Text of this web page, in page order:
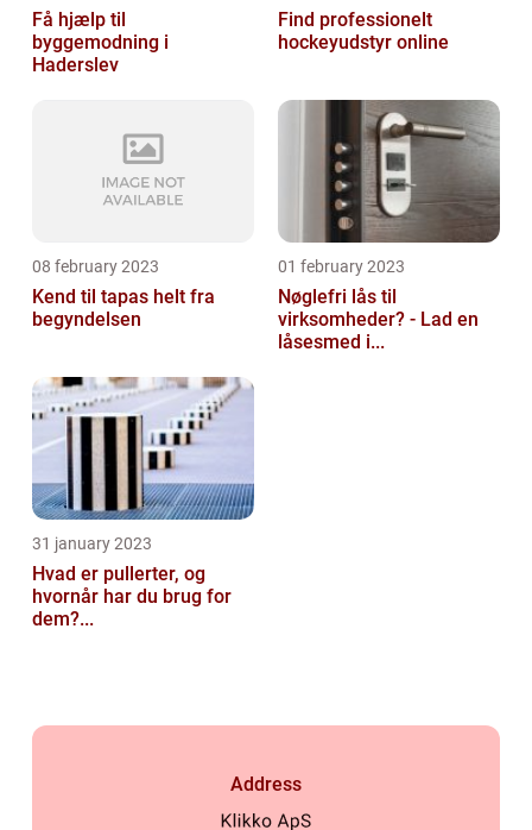
Få hjælp til
byggemodning i
Haderslev
Find professionelt
hockeyudstyr online
08 february 2023
Kend til tapas helt fra
begyndelsen
01 february 2023
Nøglefri lås til
virksomheder? - Lad en
låsesmed i...
31 january 2023
Hvad er pullerter, og
hvornår har du brug for
dem?...
Address